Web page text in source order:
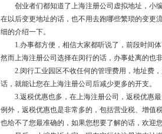
创业者们都知道了上海注册公司虚拟地址，小编
在以后变更地址的话，也不用去跑哪些繁琐的变更
细的介绍一下。
1.办事都方便，相信大家都听说了，前段时间体
然而上海注册公司选择在闵行的话，办事处离的也
2.闵行工业园区不收任何的管理费用，地址费，
话，就能让您在上海注册公司后减少更多的开支。
3.返税优惠也多，在上海注册公司，返税优惠最
例外，返税优惠也是非常多的，包括营业税、增值
也给不了您最准确的，如果您想要了解的话，欢迎您